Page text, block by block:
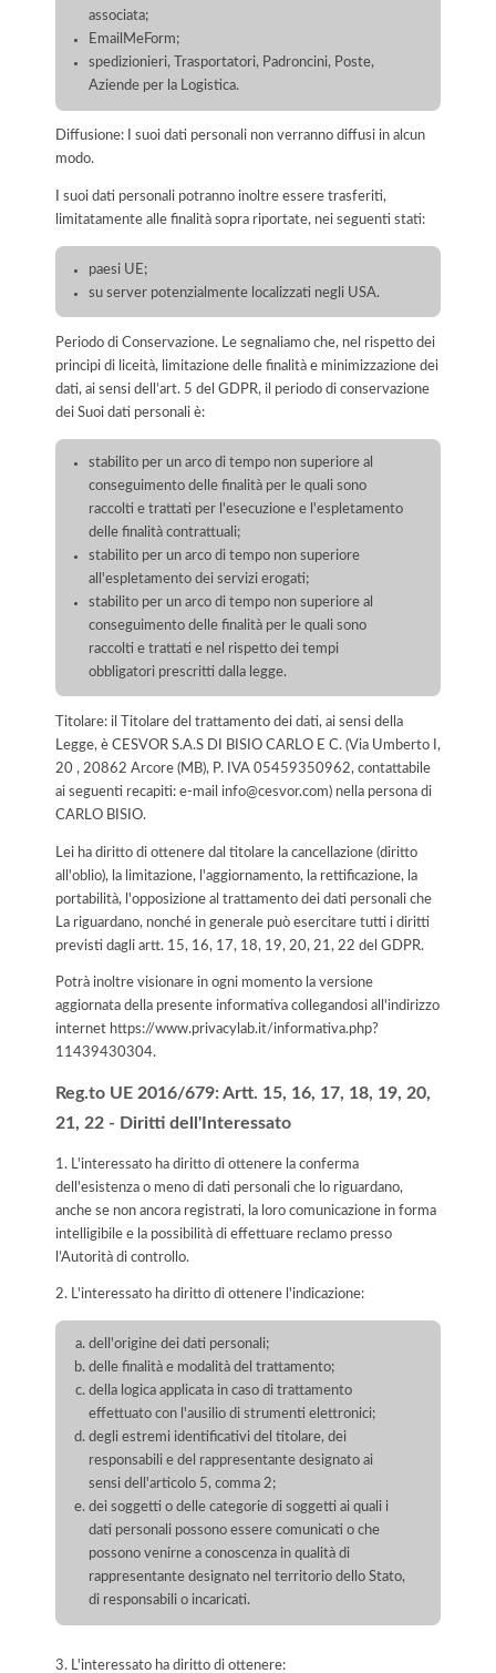
associata;
EmailMeForm;
spedizionieri, Trasportatori, Padroncini, Poste,
Aziende per la Logistica.
Diffusione: I suoi dati personali non verranno diffusi in alcun
modo.
I suoi dati personali potranno inoltre essere trasferiti,
limitatamente alle finalità sopra riportate, nei seguenti stati:
paesi UE;
su server potenzialmente localizzati negli USA.
Periodo di Conservazione. Le segnaliamo che, nel rispetto dei
principi di liceità, limitazione delle finalità e minimizzazione dei
dati, ai sensi dell’art. 5 del GDPR, il periodo di conservazione
dei Suoi dati personali è:
stabilito per un arco di tempo non superiore al
conseguimento delle finalità per le quali sono
raccolti e trattati per l'esecuzione e l'espletamento
delle finalità contrattuali;
stabilito per un arco di tempo non superiore
all'espletamento dei servizi erogati;
stabilito per un arco di tempo non superiore al
conseguimento delle finalità per le quali sono
raccolti e trattati e nel rispetto dei tempi
obbligatori prescritti dalla legge.
Titolare: il Titolare del trattamento dei dati, ai sensi della
Legge, è CESVOR S.A.S DI BISIO CARLO E C. (Via Umberto I,
20 , 20862 Arcore (MB), P. IVA 05459350962, contattabile
ai seguenti recapiti: e-mail info@cesvor.com) nella persona di
CARLO BISIO.
Lei ha diritto di ottenere dal titolare la cancellazione (diritto
all'oblio), la limitazione, l'aggiornamento, la rettificazione, la
portabilità, l'opposizione al trattamento dei dati personali che
La riguardano, nonché in generale può esercitare tutti i diritti
previsti dagli artt. 15, 16, 17, 18, 19, 20, 21, 22 del GDPR.
Potrà inoltre visionare in ogni momento la versione
aggiornata della presente informativa collegandosi all'indirizzo
internet https://www.privacylab.it/informativa.php?
11439430304.
Reg.to UE 2016/679: Artt. 15, 16, 17, 18, 19, 20,
21, 22 - Diritti dell'Interessato
1. L'interessato ha diritto di ottenere la conferma
dell'esistenza o meno di dati personali che lo riguardano,
anche se non ancora registrati, la loro comunicazione in forma
intelligibile e la possibilità di effettuare reclamo presso
l’Autorità di controllo.
2. L'interessato ha diritto di ottenere l'indicazione:
dell'origine dei dati personali;
delle finalità e modalità del trattamento;
della logica applicata in caso di trattamento
effettuato con l'ausilio di strumenti elettronici;
degli estremi identificativi del titolare, dei
responsabili e del rappresentante designato ai
sensi dell'articolo 5, comma 2;
dei soggetti o delle categorie di soggetti ai quali i
dati personali possono essere comunicati o che
possono venirne a conoscenza in qualità di
rappresentante designato nel territorio dello Stato,
di responsabili o incaricati.
3. L'interessato ha diritto di ottenere: